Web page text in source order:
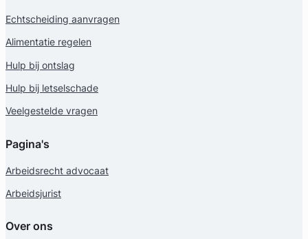
Echtscheiding aanvragen
Alimentatie regelen
Hulp bij ontslag
Hulp bij letselschade
Veelgestelde vragen
Pagina's
Arbeidsrecht advocaat
Arbeidsjurist
Over ons